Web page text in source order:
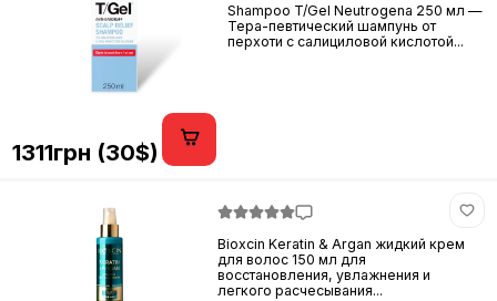
Shampoo T/Gel Neutrogena 250 мл —
Тера-певтический шампунь от
перхоти с салициловой кислотой...
1311грн (30$)
Bioxcin Keratin & Argan жидкий крем
для волос 150 мл для
восстановления, увлажнения и
легкого расчесывания...